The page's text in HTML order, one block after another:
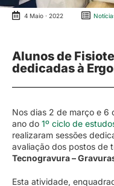
4 Maio · 2022
Alunos de
dedicadas à
Nos dias 2 de março e 6
ano do 1º ciclo de
realizaram sessões
avaliação dos postos de
Tecnogravura –
Esta atividade,